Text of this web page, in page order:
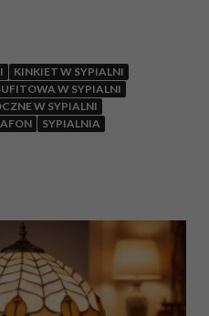
KINKIET W SYPIALNI
W SYPIALNI
W SYPIALNI
SYPIALNIA